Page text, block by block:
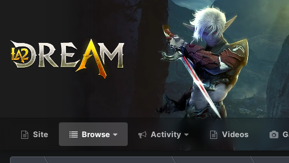
Site Browse Activity Videos